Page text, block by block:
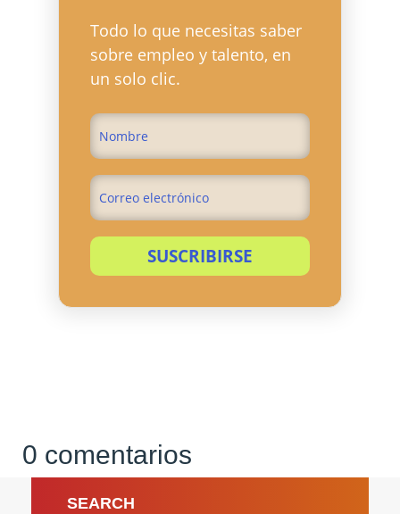
Todo lo que necesitas saber
sobre empleo y talento, en
un solo clic.
SUSCRIBIRSE
0 comentarios
SEARCH